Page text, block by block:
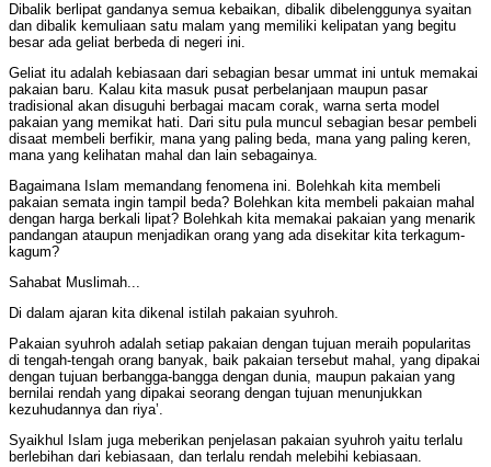
Dibalik berlipat gandanya semua kebaikan, dibalik dibelenggunya syaitan
dan dibalik kemuliaan satu malam yang memiliki kelipatan yang begitu
besar ada geliat berbeda di negeri ini.
Geliat itu adalah kebiasaan dari sebagian besar ummat ini untuk memakai
pakaian baru. Kalau kita masuk pusat perbelanjaan maupun pasar
tradisional akan disuguhi berbagai macam corak, warna serta model
pakaian yang memikat hati. Dari situ pula muncul sebagian besar pembeli
disaat membeli berfikir, mana yang paling beda, mana yang paling keren,
mana yang kelihatan mahal dan lain sebagainya.
Bagaimana Islam memandang fenomena ini. Bolehkah kita membeli
pakaian semata ingin tampil beda? Bolehkan kita membeli pakaian mahal
dengan harga berkali lipat? Bolehkah kita memakai pakaian yang menarik
pandangan ataupun menjadikan orang yang ada disekitar kita terkagum-
kagum?
Sahabat Muslimah...
Di dalam ajaran kita dikenal istilah pakaian syuhroh.
Pakaian syuhroh adalah setiap pakaian dengan tujuan meraih popularitas
di tengah-tengah orang banyak, baik pakaian tersebut mahal, yang dipakai
dengan tujuan berbangga-bangga dengan dunia, maupun pakaian yang
bernilai rendah yang dipakai seorang dengan tujuan menunjukkan
kezuhudannya dan riya’.
Syaikhul Islam juga meberikan penjelasan pakaian syuhroh yaitu terlalu
berlebihan dari kebiasaan, dan terlalu rendah melebihi kebiasaan.